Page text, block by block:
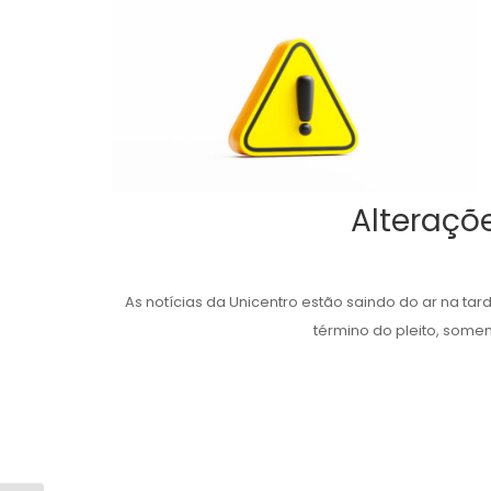
As notícias da Unicentro estão saindo do ar na
término do pleito,